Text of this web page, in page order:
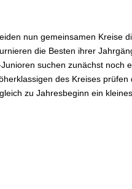
nun gemeinsamen Kreise
die Besten ihrer
suchen zunächst noch
des Kreises
zu Jahresbeginn ein